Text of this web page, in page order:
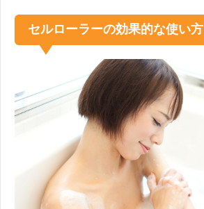
セルローラーの効果的な使い方